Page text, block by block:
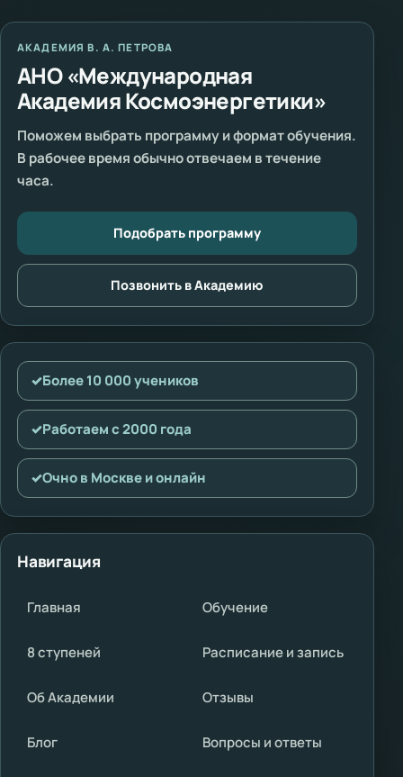
АКАДЕМИЯ В. А. ПЕТРОВА
АНО «Международная
Академия Космоэнергетики»
Поможем выбрать программу и формат обучения.
В рабочее время обычно отвечаем в течение
часа.
Подобрать программу
Позвонить в Академию
✓Более 10 000 учеников
✓Работаем с 2000 года
✓Очно в Москве и онлайн
Навигация
Главная Обучение
8 ступеней Расписание и запись
Об Академии Отзывы
Блог Вопросы и ответы